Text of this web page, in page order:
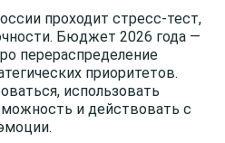
проходит стресс-тест,
Бюджет 2026 года —
перераспределение
приоритетов.
использовать
и действовать с